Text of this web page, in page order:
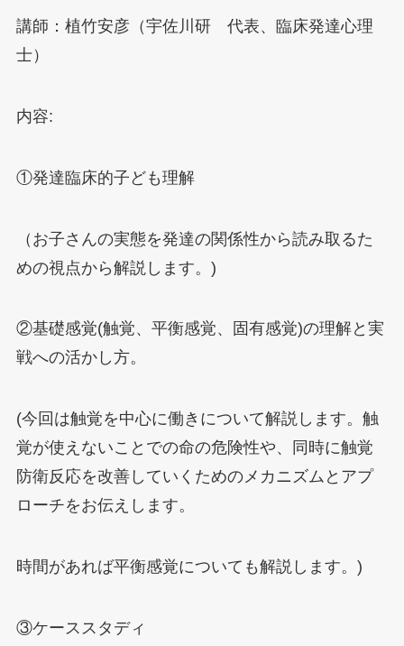
講師：植竹安彦（宇佐川研 代表、臨床発達心理
士）
内容:
①発達臨床的子ども理解
（お子さんの実態を発達の関係性から読み取るた
めの視点から解説します。)
②基礎感覚(触覚、平衡感覚、固有感覚)の理解と実
戦への活かし方。
(今回は触覚を中心に働きについて解説します。触
覚が使えないことでの命の危険性や、同時に触覚
防衛反応を改善していくためのメカニズムとアプ
ローチをお伝えします。
時間があれば平衡感覚についても解説します。)
③ケーススタディ